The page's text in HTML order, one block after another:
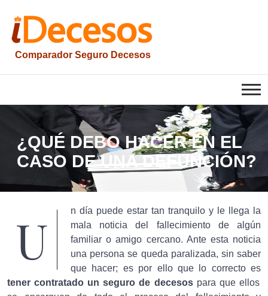
contenido
Comparador Seguro Decesos
iesquelas
¿QUÉ DEBO HACER EN EL
CASO DE UNA DEFUNCIÓN?
U
n día puede estar tan tranquilo y le llega la
mala noticia del fallecimiento de algún
familiar o amigo cercano. Ante esta noticia
una persona se queda paralizada, sin saber
que hacer; es por ello que lo correcto es
tener contratado un seguro de decesospara que ellos